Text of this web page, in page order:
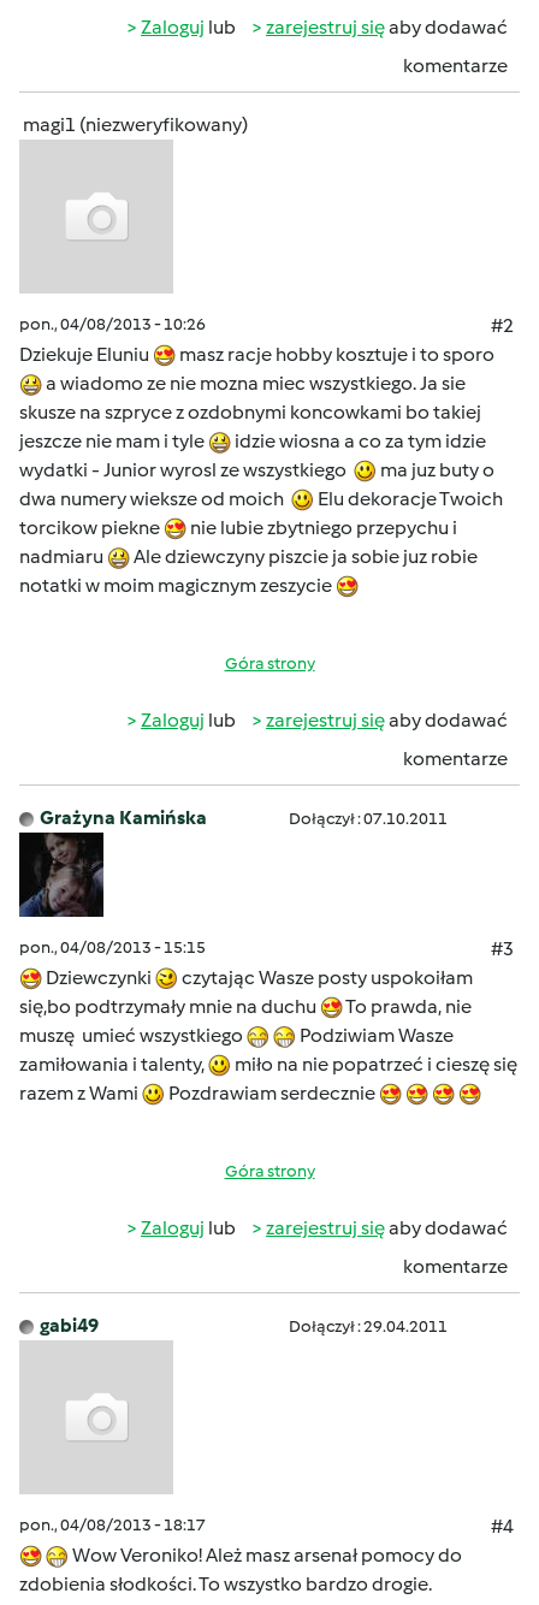
Zaloguj lub zarejestruj sięaby dodawać
komentarze
magi1 (niezweryfikowany)
pon., 04/08/2013 - 10:26
#2
Dziekuje Eluniu
masz racje hobby kosztuje i to sporo
a wiadomo ze nie mozna miec wszystkiego. Ja sie
skusze na szpryce z ozdobnymi koncowkami bo takiej
jeszcze nie mam i tyle
idzie wiosna a co za tym idzie
wydatki - Junior wyrosl ze wszystkiego
ma juz buty o
dwa numery wieksze od moich
Elu dekoracje Twoich
torcikow piekne
nie lubie zbytniego przepychu i
nadmiaru
Ale dziewczyny piszcie ja sobie juz robie
notatki w moim magicznym zeszycie
Góra strony
Zaloguj lub zarejestruj sięaby dodawać
komentarze
Grażyna Kamińska Dołączył : 07.10.2011
pon., 04/08/2013 - 15:15
#3
Dziewczynki
czytając Wasze posty uspokoiłam
się,bo podtrzymały mnie na duchu
To prawda, nie
muszę umieć wszystkiego
Podziwiam Wasze
zamiłowania i talenty,
miło na nie popatrzeć i cieszę się
razem z Wami
Pozdrawiam serdecznie
Góra strony
Zaloguj lub zarejestruj sięaby dodawać
komentarze
gabi49 Dołączył : 29.04.2011
pon., 04/08/2013 - 18:17
#4
Wow Veroniko! Ależ masz arsenał pomocy do
zdobienia słodkości. To wszystko bardzo drogie.